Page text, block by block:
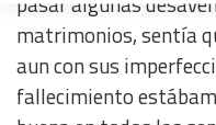
matrimonios, sentía
aun con sus
fallecimiento
Create profiles to
Use profiles to select